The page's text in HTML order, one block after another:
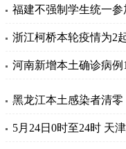
福建不强制学生统一
浙江柯桥本轮疫情为2
河南新增本土确诊病例
黑龙江本土感染者清零
5月24日0时至24时 天